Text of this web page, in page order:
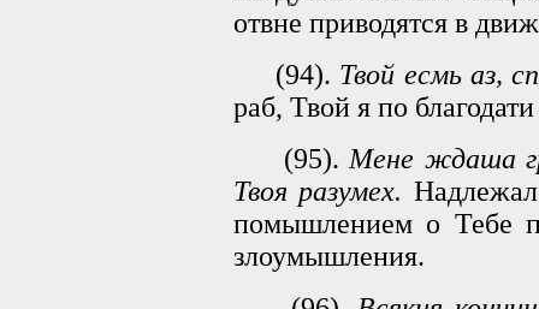
отвне приводятся в
(94). Твой есмь аз,
раб, Твой я по
(95). Мене ждаша
Твоя разумех.
помышлением о Тебе
злоумышления.